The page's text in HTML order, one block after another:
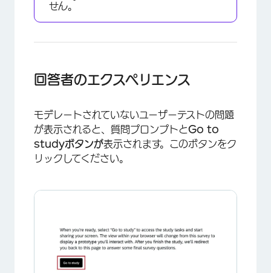
せん。
回答者のエクスペリエンス
モデレートされていないユーザーテストの問題
が表示されると、質問プロンプトとGo to
studyボタンが表示されます。このボタンをク
リックしてください。